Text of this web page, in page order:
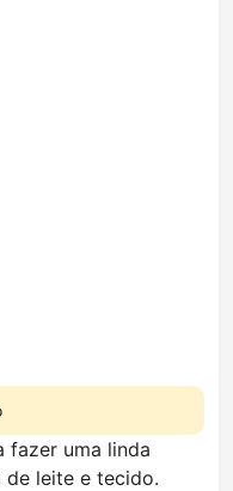
fazer uma linda
de leite e tecido.